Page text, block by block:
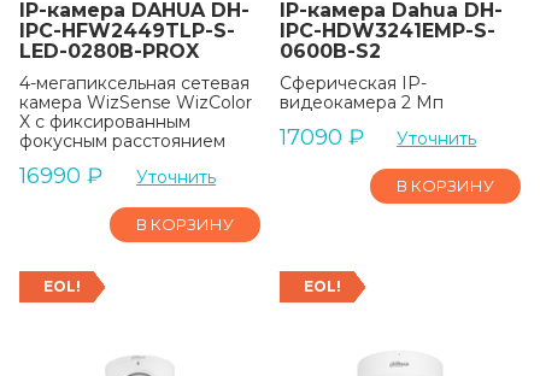
IP-камера DAHUA DH-
IPC-HFW2449TLP-S-
LED-0280B-PROX
4-мегапиксельная сетевая
камера WizSense WizColor
X с фиксированным
фокусным расстоянием
16990 ₽ Уточнить
В КОРЗИНУ
IP-камера Dahua DH-
IPC-HDW3241EMP-S-
0600B-S2
Сферическая IP-
видеокамера 2 Мп
17090 ₽ Уточнить
В КОРЗИНУ
EOL! EOL!